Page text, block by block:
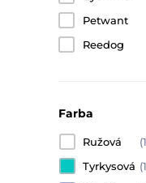
Vyberte si
Uspokojíme
1,5cm až
Petwant
Reedog
Farba
Ružová
Tyrkysová